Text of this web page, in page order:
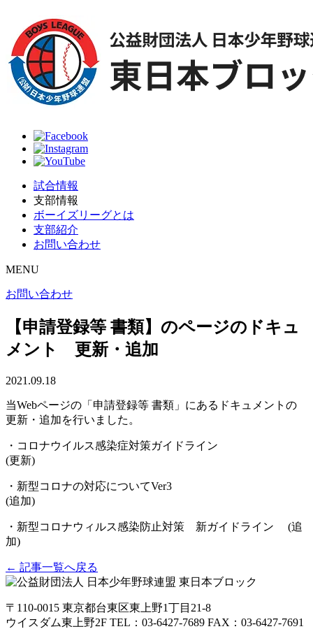
試合情報
支部情報
ボーイズリーグとは
支部紹介
お問い合わせ
MENU
お問い合わせ
【申請登録等 書類】のページのドキュ
メント 更新・追加
2021.09.18
当Webページの「申請登録等 書類」にあるドキュメントの
更新・追加を行いました。
・コロナウイルス感染症対策ガイドライン
(更新)
・新型コロナの対応についてVer3
(追加)
・新型コロナウィルス感染防止対策 新ガイドライン (追
加)
← 記事一覧へ戻る
〒110-0015 東京都台東区東上野1丁目21-8
ウイスダム東上野2F TEL：03-6427-7689 FAX：03-6427-7691